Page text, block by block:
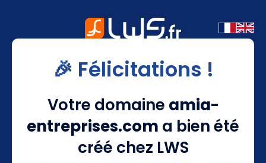
🎉 Félicitations !
Votre domaine amia-
entreprises.com a bien été
créé chez LWS